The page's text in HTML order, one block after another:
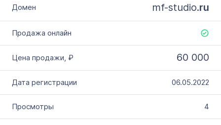
mf-studio.ru
60 000
06.05.2022
4